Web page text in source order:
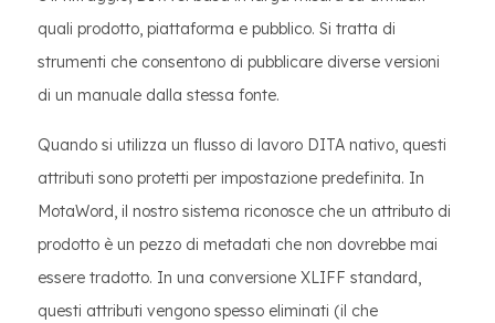
quali prodotto, piattaforma e pubblico. Si tratta di
strumenti che consentono di pubblicare diverse versioni
di un manuale dalla stessa fonte.
Quando si utilizza un flusso di lavoro DITA nativo, questi
attributi sono protetti per impostazione predefinita. In
MotaWord, il nostro sistema riconosce che un attributo di
prodotto è un pezzo di metadati che non dovrebbe mai
essere tradotto. In una conversione XLIFF standard,
questi attributi vengono spesso eliminati (il che